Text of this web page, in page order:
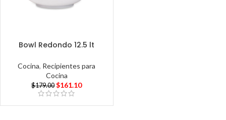
Bowl Redondo 12.5 lt
Cocina, Recipientes para
Cocina
$179.00 $161.10